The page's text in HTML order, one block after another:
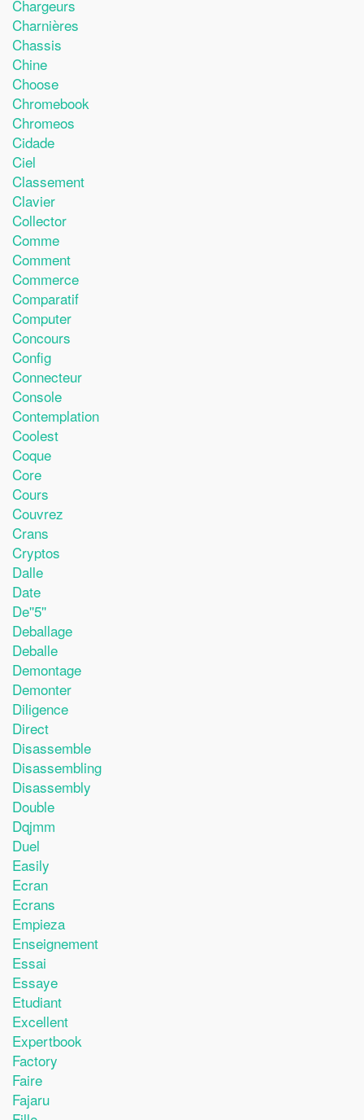
Chargeurs
Charnières
Chassis
Chine
Choose
Chromebook
Chromeos
Cidade
Ciel
Classement
Clavier
Collector
Comme
Comment
Commerce
Comparatif
Computer
Concours
Config
Connecteur
Console
Contemplation
Coolest
Coque
Core
Cours
Couvrez
Crans
Cryptos
Dalle
Date
De''5''
Deballage
Deballe
Demontage
Demonter
Diligence
Direct
Disassemble
Disassembling
Disassembly
Double
Dqjmm
Duel
Easily
Ecran
Ecrans
Empieza
Enseignement
Essai
Essaye
Etudiant
Excellent
Expertbook
Factory
Faire
Fajaru